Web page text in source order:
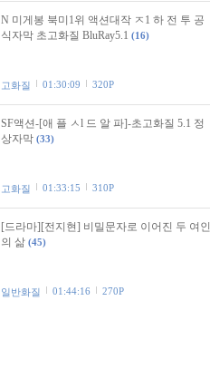
N 미게봉 북미1위 액션대작 ㅈ1 하 전 투 공
식자막 초고화질 BluRay5.1 (16)
고화질 01:30:09 320P
SF액션-[애 플 ㅅl 드 알 파]-초고화질 5.1 정
상자막 (33)
고화질 01:33:15 310P
[드라마][전지현] 비밀문자로 이어진 두 여인
의 삶 (45)
일반화질 01:44:16 270P